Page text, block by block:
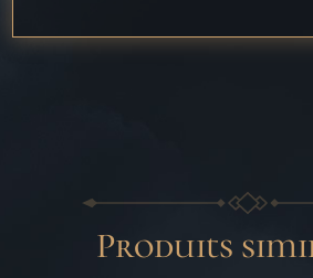
Produits